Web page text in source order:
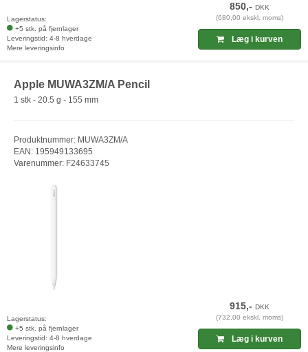
Lagerstatus:
+5 stk. på fjernlager
Leveringstid: 4-8 hverdage
Mere leveringsinfo
850,-DKK
(680,00 ekskl. moms)
Læg i kurven
Apple MUWA3ZM/A Pencil
1 stk - 20.5 g - 155 mm
Produktnummer: MUWA3ZM/A
EAN: 195949133695
Varenummer: F24633745
Lagerstatus:
+5 stk. på fjernlager
Leveringstid: 4-8 hverdage
Mere leveringsinfo
915,-DKK
(732,00 ekskl. moms)
Læg i kurven